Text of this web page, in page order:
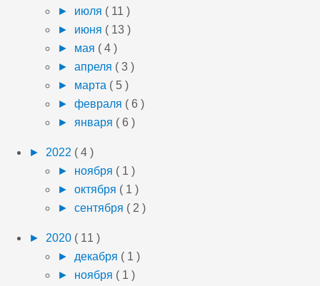
► июля ( 11 )
► июня ( 13 )
► мая ( 4 )
► апреля ( 3 )
► марта ( 5 )
► февраля ( 6 )
► января ( 6 )
► 2022 ( 4 )
► ноября ( 1 )
► октября ( 1 )
► сентября ( 2 )
► 2020 ( 11 )
► декабря ( 1 )
► ноября ( 1 )